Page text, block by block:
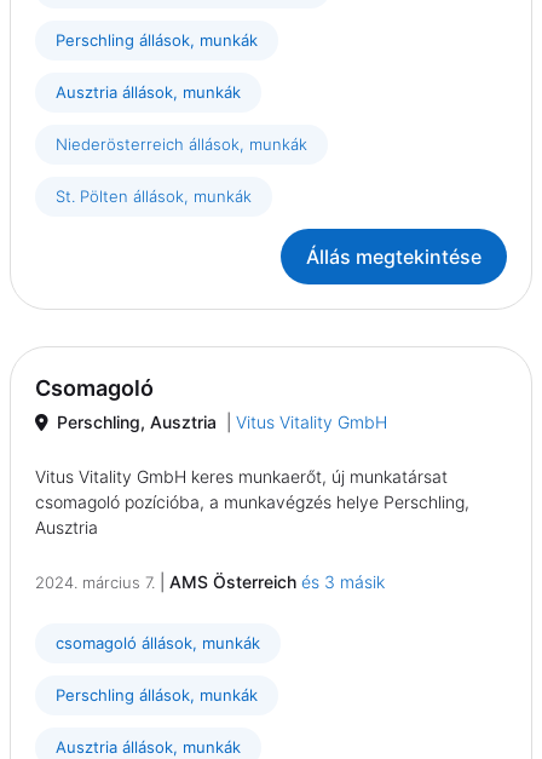
Perschling állások, munkák
Ausztria állások, munkák
Niederösterreich állások, munkák
St. Pölten állások, munkák
Állás megtekintése
Csomagoló
Perschling, Ausztria Vitus Vitality GmbH
Vitus Vitality GmbH keres munkaerőt, új munkatársat
csomagoló pozícióba, a munkavégzés helye Perschling,
Ausztria
2024. március 7. AMS Österreich és 3 másik
csomagoló állások, munkák
Perschling állások, munkák
Ausztria állások, munkák